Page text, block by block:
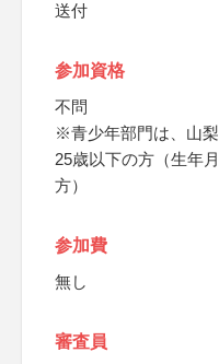
送付
参加資格
不問
※青少年部門は、山
25歳以下の方（生年
方）
参加費
無し
審査員